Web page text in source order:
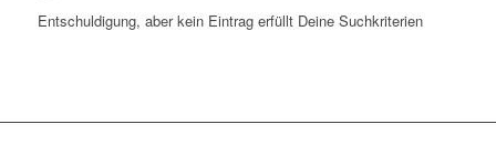
Entschuldigung, aber kein Eintrag erfüllt Deine Suchkriterien